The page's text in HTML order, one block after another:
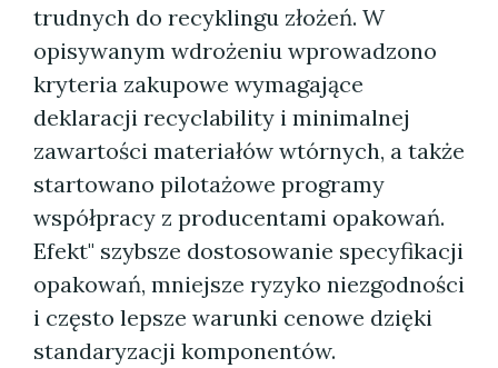
trudnych do recyklingu złożeń. W
opisywanym wdrożeniu wprowadzono
kryteria zakupowe wymagające
deklaracji recyclability i minimalnej
zawartości materiałów wtórnych, a także
startowano pilotażowe programy
współpracy z producentami opakowań.
Efekt" szybsze dostosowanie specyfikacji
opakowań, mniejsze ryzyko niezgodności
i często lepsze warunki cenowe dzięki
standaryzacji komponentów.